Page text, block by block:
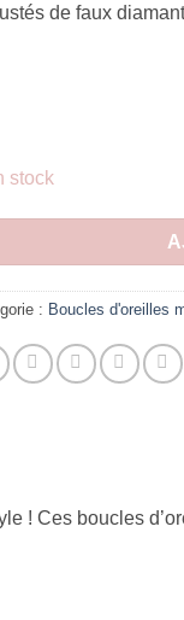
de faux
stock
: Boucles d'oreilles
! Ces boucles